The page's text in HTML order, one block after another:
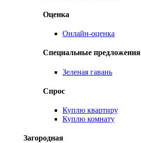
Оценка
Онлайн-оценка
Специальные предложения
Зеленая гавань
Спрос
Куплю квартиру
Куплю комнату
Загородная